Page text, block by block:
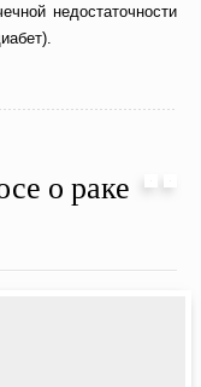
недостаточности
о раке